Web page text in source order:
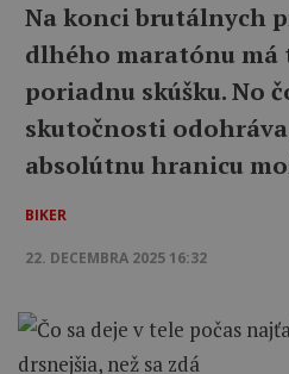
Na konci brutálnych
dlhého maratónu má
poriadnu skúšku. No
skutočnosti
absolútnu hranicu
BIKER
22. DECEMBRA 2025 16:32